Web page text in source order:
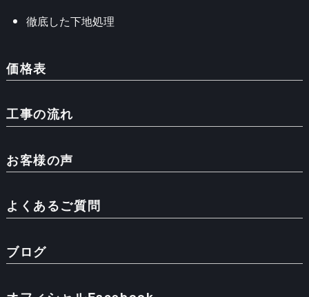
徹底した下地処理
価格表
工事の流れ
お客様の声
よくあるご質問
ブログ